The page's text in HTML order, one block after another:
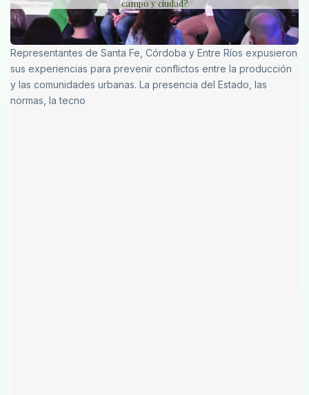
campo y ciudad?
Representantes de Santa Fe, Córdoba y Entre Ríos expusieron
sus experiencias para prevenir conflictos entre la producción
y las comunidades urbanas. La presencia del Estado, las
normas, la tecno